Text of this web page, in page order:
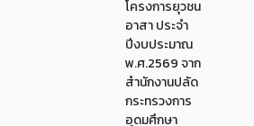
โครงการยุวชน
อาสา ประจำ
ปีงบประมาณ
พ.ศ.2569 จาก
สำนักงานปลัด
กระทรวงการ
อุดมศึกษา